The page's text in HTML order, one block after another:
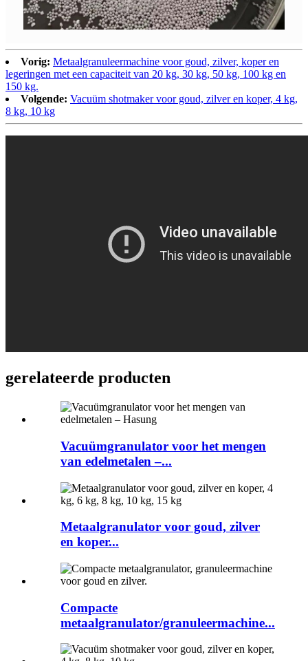
Vorig: Metaalgranuleermachine voor goud, zilver, koper en
legeringen met een capaciteit van 20 kg, 30 kg, 50 kg, 100 kg en
150 kg.
Volgende: Vacuüm shotmaker voor goud, zilver en koper, 4 kg,
8 kg, 10 kg
gerelateerde producten
Vacuümgranulator voor het mengen
van edelmetalen –...
Metaalgranulator voor goud, zilver
en koper...
Compacte
metaalgranulator/granuleermachine...